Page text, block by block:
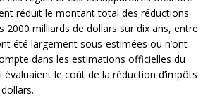
réduit le montant total des réductions
2000 milliards de dollars sur dix ans, entre
été largement sous-estimées ou n’ont
dans les estimations officielles du
évaluaient le coût de la réduction d’impôts